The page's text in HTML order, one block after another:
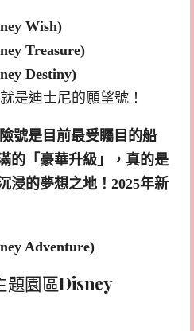
Wish)
Treasure)
Destiny)
是迪士尼的願望號！
號是目前最受矚目的船
的「豪華升級」，真的是
浸的夢想之地！2025年新
Adventure)
題園區Disney